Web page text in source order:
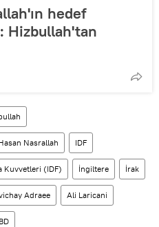
hedef
Hizbullah'tan
Nasrallah IDF
Kuvvetleri (IDF) İngiltere İrak
Adraee Ali Laricani